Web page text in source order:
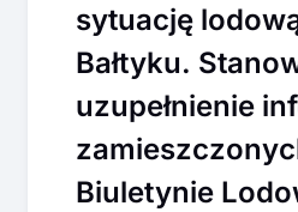
sytuację
Bałtyku.
uzupełnienie
Biuletynie